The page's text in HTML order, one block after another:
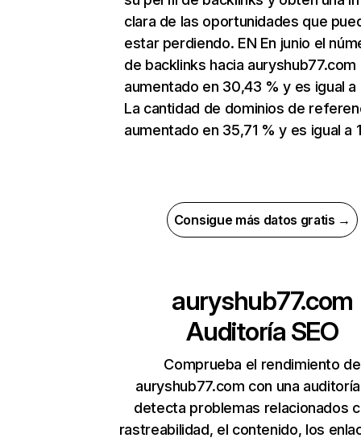
clara de las oportunidades que
estar perdiendo. EN En junio el
de backlinks hacia auryshub77.com
aumentado en 30,43 % y es igual a
La cantidad de dominios de
aumentado en 35,71 % y es igual a
Consigue más datos gratis →
auryshub77.com
Auditoría SEO
Comprueba el rendimiento de
auryshub77.com con una
detecta problemas relacionados
rastreabilidad, el contenido, los